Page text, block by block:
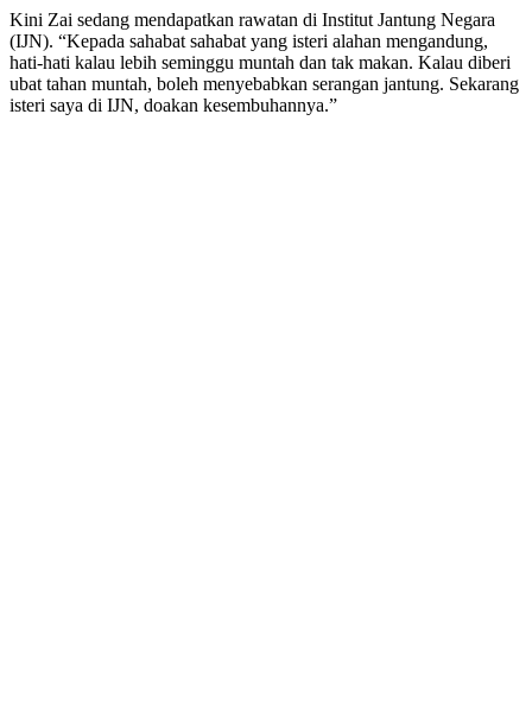
Kini Zai sedang mendapatkan rawatan di Institut Jantung Negara
(IJN). “Kepada sahabat sahabat yang isteri alahan mengandung,
hati-hati kalau lebih seminggu muntah dan tak makan. Kalau diberi
ubat tahan muntah, boleh menyebabkan serangan jantung. Sekarang
isteri saya di IJN, doakan kesembuhannya.”